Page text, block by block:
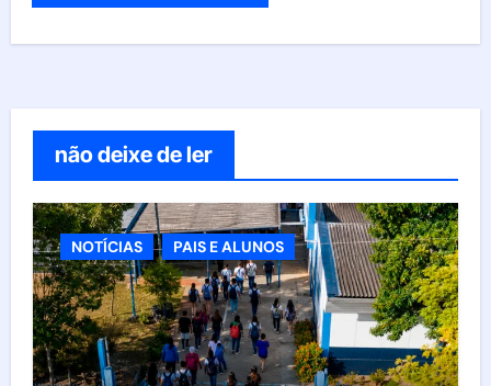
não deixe de ler
NOTÍCIAS PAIS E ALUNOS